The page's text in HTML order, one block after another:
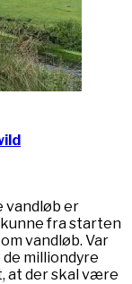
vandløb er
fra starten
vandløb. Var
milliondyre
at der skal være